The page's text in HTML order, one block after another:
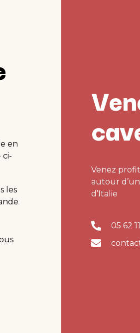
en
ci-
les
Venez
autour
d’Italie
05 62